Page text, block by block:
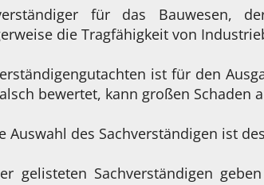
für das Bauwesen,
die Tragfähigkeit von
ist für den
bewertet, kann großen Schaden
Auswahl des Sachverständigen ist
gelisteten Sachverständigen